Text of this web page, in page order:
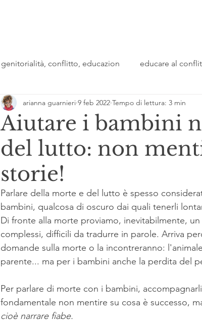
genitorialità, conflitto, educazion educare al
Aiutare i bambini
del lutto: non
storie!
arianna guarnieri 9 feb 2022 Tempo di lettura: 3 min
Parlare della morte e del lutto è spesso
bambini, qualcosa di oscuro dai quali tenerli
Di fronte alla morte proviamo, inevitabilmente,
complessi, difficili da tradurre in parole. Arriva
domande sulla morte o la incontreranno:
parente... ma per i bambini anche la perdita del
Per parlare di morte con i bambini,
fondamentale non mentire su cosa è successo,
cioè narrare fiabe.